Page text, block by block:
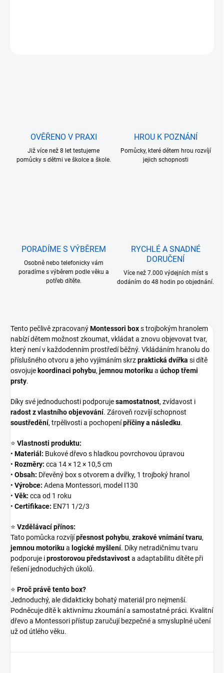
OVĚŘENO V PRAXI
Již více než 8 let testujeme
pomůcky s dětmi ve školce a škole.
HROU K POZNÁNÍ
Pomůcky, které dětem hrou rozvíjí
jejich schopnosti
PORADÍME S VÝBĚREM
Osobně nebo telefonicky vám
poradíme s výběrem podle věku a
potřeb dítěte.
RYCHLÉ A SNADNÉ
DORUČENÍ
Více než 7.000 výdejních míst s
dodáním do 48 hodin po objednání.
Tento pečlivě zpracovanýMontessori boxs trojbokým hranolem
nabízí dětem možnost zkoumat, vkládat a znovu objevovat tvar,
který není v každodenním prostředí běžný. Vkládáním hranolu do
příslušného otvoru a jeho vyjímáním skrzpraktická dvířka si dítě
osvojuje koordinaci pohybu, jemnou motorikua úchop třemi
prsty.
Díky své jednoduchosti podporujesamostatnost, zvídavost i
radost z vlastního objevování. Zároveň rozvíjí schopnost
soustředění, trpělivosti a pochopenípříčiny a následku.
⭐ Vlastnosti produktu:
• Materiál: Bukové dřevo s hladkou povrchovou úpravou
• Rozměry: cca 14 × 12 × 10,5 cm
• Obsah: Dřevěný box s otvorem a dvířky, 1 trojboký hranol
• Výrobce: Adena Montessori, model I130
• Věk: cca od 1 roku
• Certifikace: EN71 1/2/3
⭐ Vzdělávací přínos:
Tato pomůcka rozvíjípřesnost pohybu, zrakové vnímání tvaru,
jemnou motorikua logické myšlení. Díky netradičnímu tvaru
podporuje iprostorovou představivosta adaptabilitu dítěte při
řešení jednoduchých úkolů.
⭐ Proč právě tento box?
Jednoduchý, ale didakticky bohatý materiál pro nejmenší.
Podněcuje dítě k aktivnímu zkoumání a samostatné práci. Kvalitní
dřevo a Montessori přístup zaručují bezpečné a smysluplné učení
už od útlého věku.